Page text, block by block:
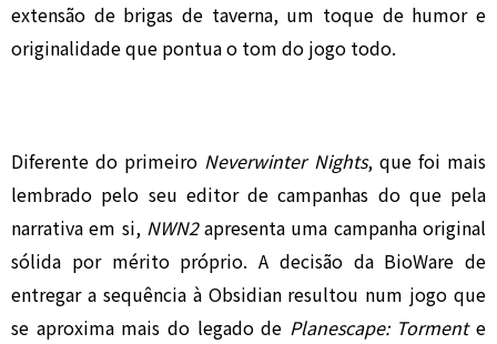
extensão de brigas de taverna, um toque de humor e
originalidade que pontua o tom do jogo todo.
Diferente do primeiro Neverwinter Nights, que foi mais
lembrado pelo seu editor de campanhas do que pela
narrativa em si, NWN2apresenta uma campanha original
sólida por mérito próprio. A decisão da BioWare de
entregar a sequência à Obsidian resultou num jogo que
se aproxima mais do legado de Planescape: Tormente